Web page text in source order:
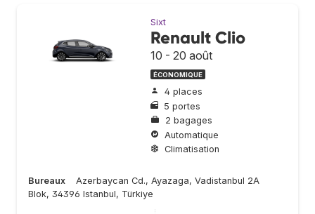
Sixt
Renault Clio
10 - 20 août
ÉCONOMIQUE
4 places
5 portes
2 bagages
Automatique
Climatisation
Bureaux
Azerbaycan Cd., Ayazaga, Vadistanbul 2A
Blok, 34396 Istanbul, Türkiye